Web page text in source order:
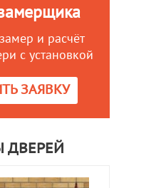
и расчёт
с установкой
ЗАЯВКУ
ДВЕРЕЙ